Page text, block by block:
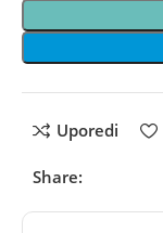
Uporedi
Share: